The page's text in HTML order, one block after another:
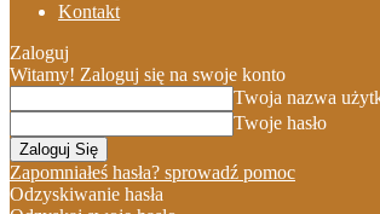
Kontakt
Zaloguj
Witamy! Zaloguj się na swoje konto
Twoja nazwa
Twoje hasło
Zapomniałeś hasła? sprowadź pomoc
Odzyskiwanie hasła